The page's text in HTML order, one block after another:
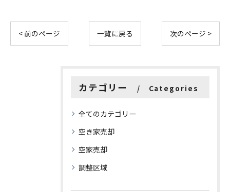
< 前のページ 一覧に戻る 次のページ >
カテゴリー Categories
全てのカテゴリー
空き家売却
空家売却
調整区域